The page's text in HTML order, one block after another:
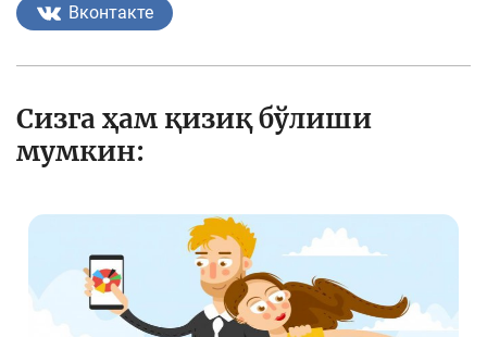
Вконтакте
Сизга ҳам қизиқ бўлиши
мумкин: